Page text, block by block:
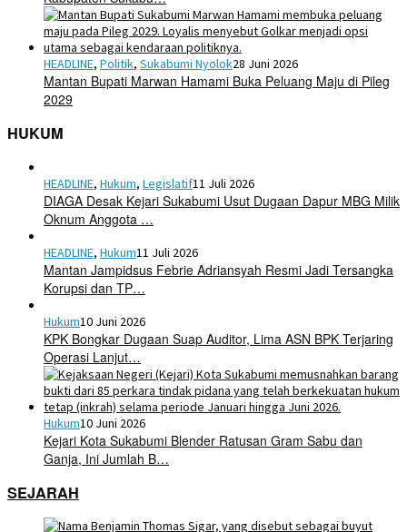
HEADLINE, Politik, Sukabumi Nyolok28 Juni 2026
Mantan Bupati Marwan Hamami Buka Peluang Maju di Pileg
2029
HUKUM
HEADLINE, Hukum, Legislatif11 Juli 2026
DIAGA Desak Kejari Sukabumi Usut Dugaan Dapur MBG Milik
Oknum Anggota …
HEADLINE, Hukum11 Juli 2026
Mantan Jampidsus Febrie Adriansyah Resmi Jadi Tersangka
Korupsi dan TP…
Hukum10 Juni 2026
KPK Bongkar Dugaan Suap Auditor, Lima ASN BPK Terjaring
Operasi Lanjut…
Hukum10 Juni 2026
Kejari Kota Sukabumi Blender Ratusan Gram Sabu dan
Ganja, Ini Jumlah B…
SEJARAH